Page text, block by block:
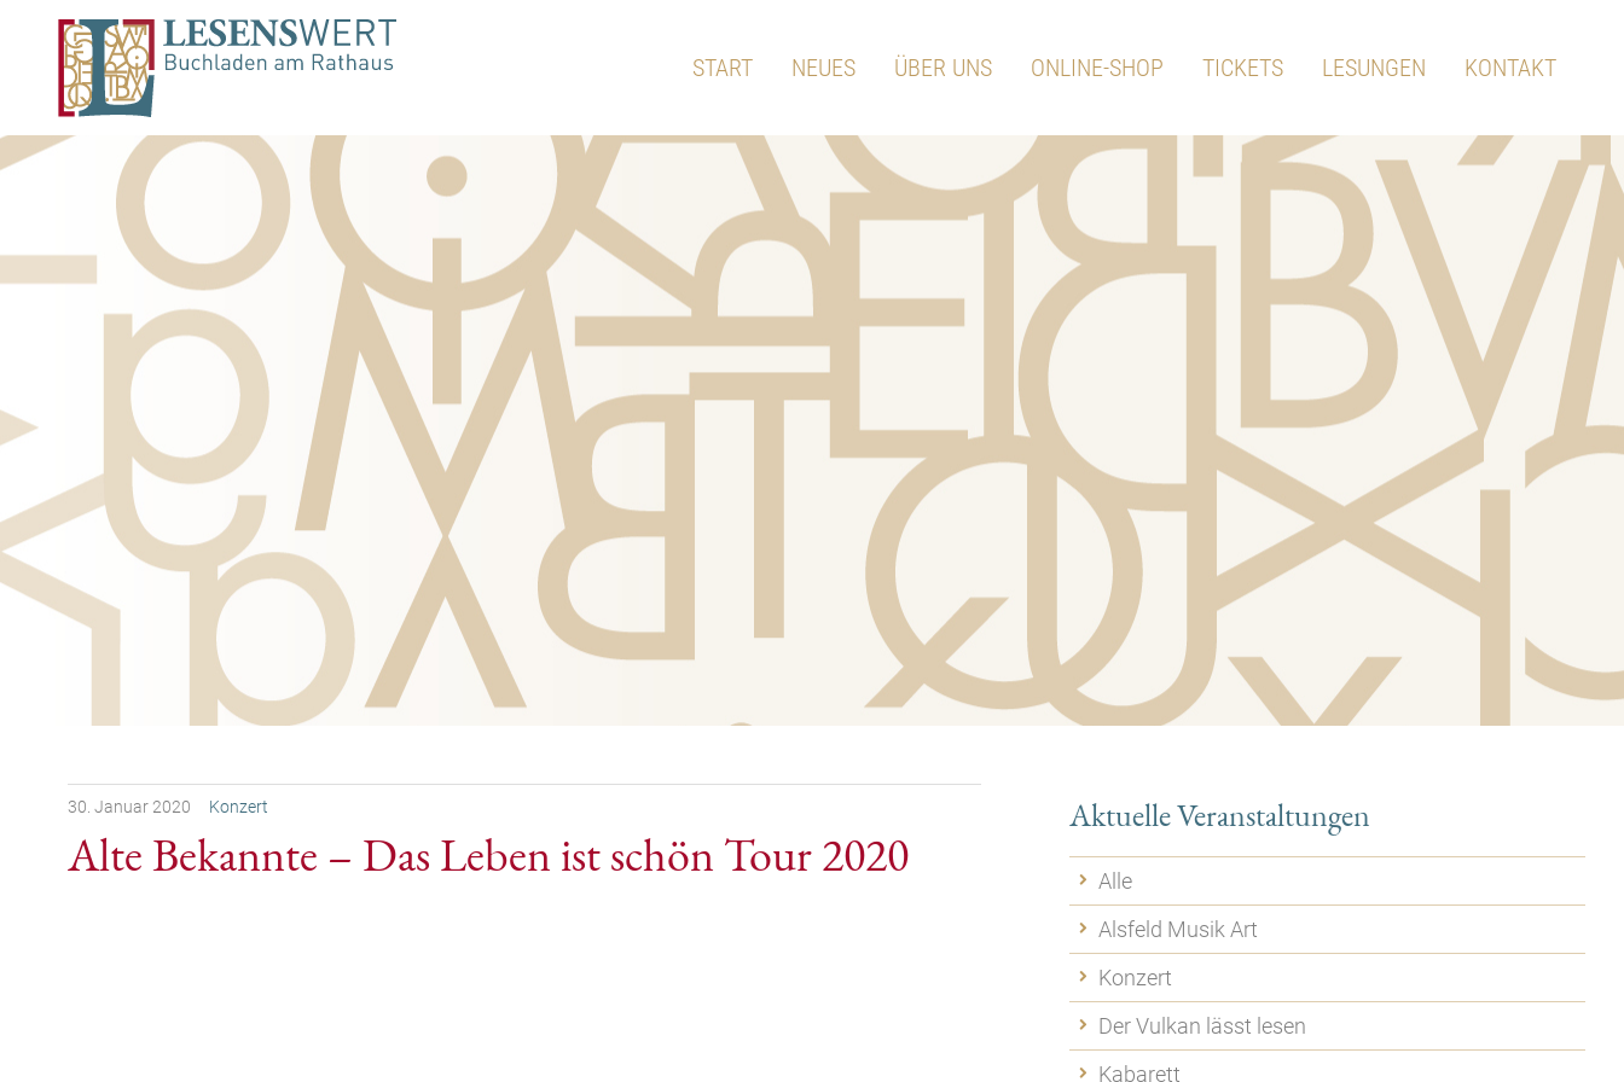
START NEUES ÜBER UNS ONLINE-SHOP TICKETS LESUNGEN KONTAKT
30. Januar 2020 Konzert
Alte Bekannte – Das Leben ist schön Tour 2020
Aktuelle Veranstaltungen
Alle
Alsfeld Musik Art
Konzert
Der Vulkan lässt lesen
Kabarett